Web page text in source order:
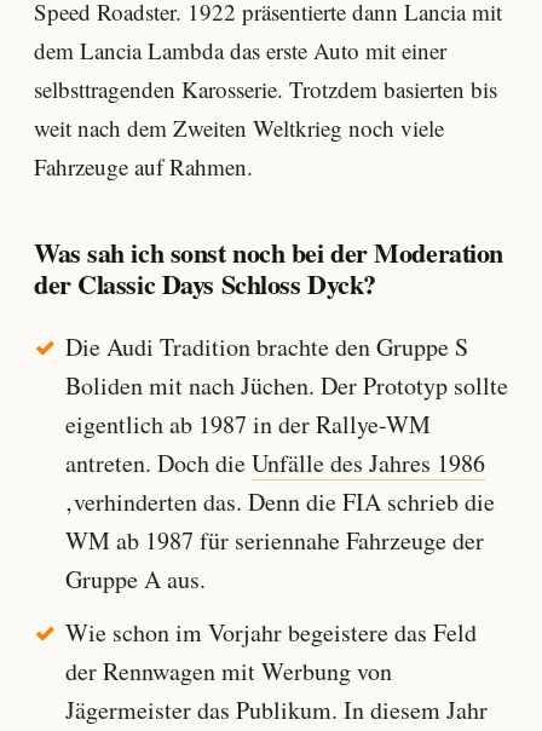
Speed Roadster. 1922 präsentierte dann Lancia mit
dem Lancia Lambda das erste Auto mit einer
selbsttragenden Karosserie. Trotzdem basierten bis
weit nach dem Zweiten Weltkrieg noch viele
Fahrzeuge auf Rahmen.
Was sah ich sonst noch bei der Moderation
der Classic Days Schloss Dyck?
Die Audi Tradition brachte den Gruppe S
Boliden mit nach Jüchen. Der Prototyp sollte
eigentlich ab 1987 in der Rallye-WM
antreten. Doch dieUnfälle des Jahres 1986
‚verhinderten das. Denn die FIA schrieb die
WM ab 1987 für seriennahe Fahrzeuge der
Gruppe A aus.
Wie schon im Vorjahr begeistere das Feld
der Rennwagen mit Werbung von
Jägermeister das Publikum. In diesem Jahr